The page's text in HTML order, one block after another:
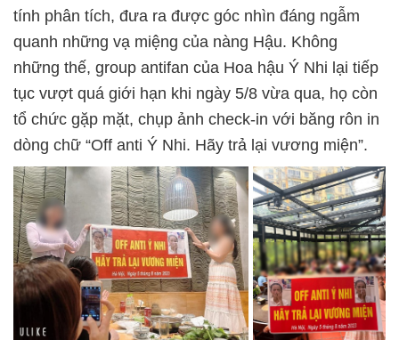
tính phân tích, đưa ra được góc nhìn đáng ngẫm
quanh những vạ miệng của nàng Hậu. Không
những thế, group antifan của Hoa hậu Ý Nhi lại tiếp
tục vượt quá giới hạn khi ngày 5/8 vừa qua, họ còn
tổ chức gặp mặt, chụp ảnh check-in với băng rôn in
dòng chữ “Off anti Ý Nhi. Hãy trả lại vương miện”.